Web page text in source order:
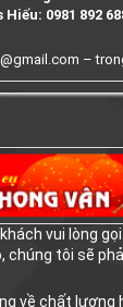
0981 892
–
vui lòng
chúng tôi sẽ
về chất lượng